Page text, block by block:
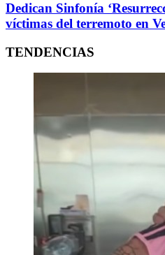
Dedican Sinfonía
víctimas del terremoto en
TENDENCIAS